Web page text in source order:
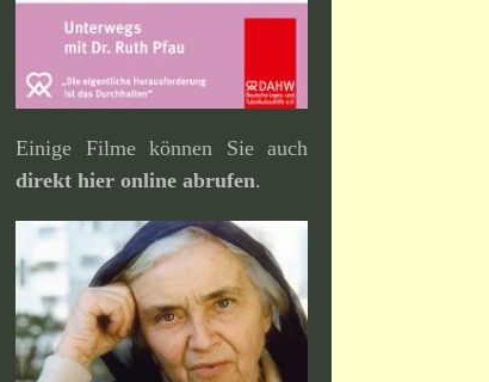
Einige Filme können Sie auch
direkt hier online abrufen.